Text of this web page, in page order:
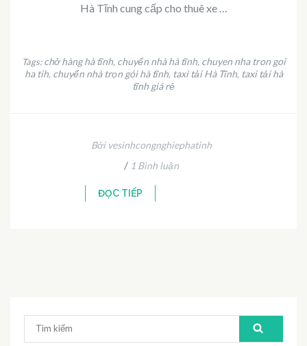
Hà Tĩnh cung cấp cho thuê xe …
Tags:chở hàng hà tĩnh, chuyển nhà hà tĩnh, chuyen nha tron goi
ha tih, chuyển nhà trọn gói hà tĩnh, taxi tải Hà Tĩnh, taxi tải hà
tĩnh giá rẻ
Bởi vesinhcongnghiephatinh
/ 1 Bình luận
ĐỌC TIẾP